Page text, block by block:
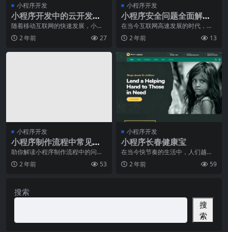
小程序开发
小程序开发中的云开发平
台选型与使用指南
随着移动互联网的快速发展，小程
序已经成为了移动应用领域的重要
一环。作为一种快速且
2 年前 27
小程序开发
小程序安全问题全面解决
指南
在当今互联网高速发展的时代，小
程序已经成为人们日常生活中不可
或缺的一部分。然而，
2 年前 13
小程序开发
小程序制作流程中常见的
问题解决方法
助你解读小程序制作流程中的问
题，领略技术优势随着科技的不断
进步，小程序作为一种便
2 年前 53
小程序开发
小程序长春健康宝
在当今快节奏的生活中，人们越来
越注重自己的健康。随着移动互联
网的发展，小程序成为
2 年前 59
搜索
搜
索